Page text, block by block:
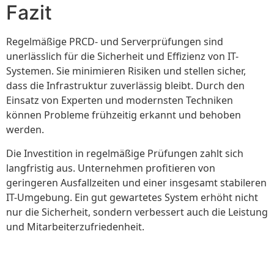
Fazit
Regelmäßige PRCD- und Serverprüfungen sind
unerlässlich für die Sicherheit und Effizienz von IT-
Systemen. Sie minimieren Risiken und stellen sicher,
dass die Infrastruktur zuverlässig bleibt. Durch den
Einsatz von Experten und modernsten Techniken
können Probleme frühzeitig erkannt und behoben
werden.
Die Investition in regelmäßige Prüfungen zahlt sich
langfristig aus. Unternehmen profitieren von
geringeren Ausfallzeiten und einer insgesamt stabileren
IT-Umgebung. Ein gut gewartetes System erhöht nicht
nur die Sicherheit, sondern verbessert auch die Leistung
und Mitarbeiterzufriedenheit.